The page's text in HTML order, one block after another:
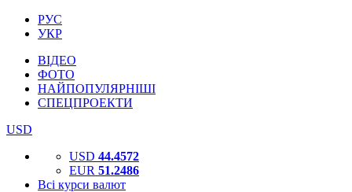
РУС
УКР
ВІДЕО
ФОТО
НАЙПОПУЛЯРНІШІ
СПЕЦПРОЕКТИ
USD
USD 44.4572
EUR 51.2486
Всі курси валют